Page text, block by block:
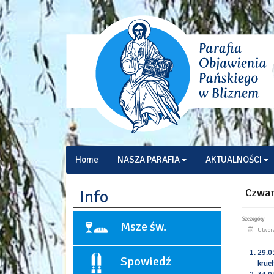
Home NASZA PARAFIA AKTUALNOŚCI
Info
Msze św.
Niedziele i święta:
9:00
Spowiedź
Szczegóły